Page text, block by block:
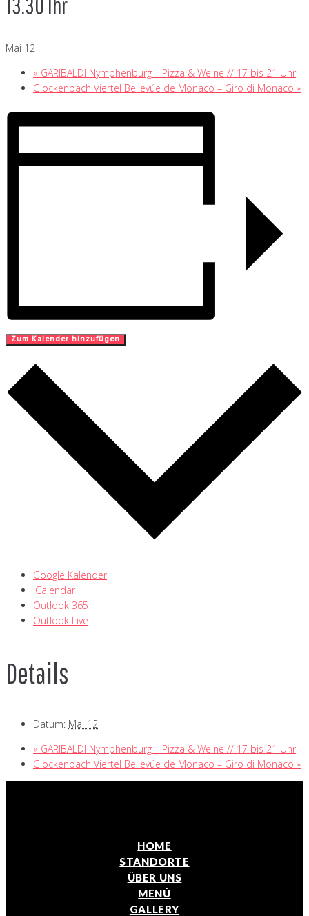
Mai 12
« GARIBALDI Nymphenburg – Pizza & Weine // 17 bis 21 Uhr
Glockenbach Viertel Bellevúe de Monaco – Giro di Monaco »
Zum Kalender hinzufügen
Google Kalender
iCalendar
Outlook 365
Outlook Live
Details
Datum: Mai 12
« GARIBALDI Nymphenburg – Pizza & Weine // 17 bis 21 Uhr
Glockenbach Viertel Bellevúe de Monaco – Giro di Monaco »
HOME
STANDORTE
ÜBER UNS
MENÚ
GALLERY